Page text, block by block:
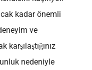
kadar önemli
ve
nedeniyle